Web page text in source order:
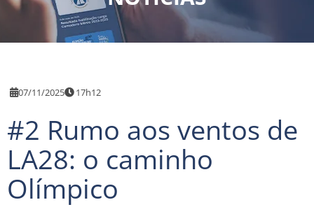
07/11/2025 17h12
#2 Rumo aos ventos de
LA28: o caminho
Olímpico